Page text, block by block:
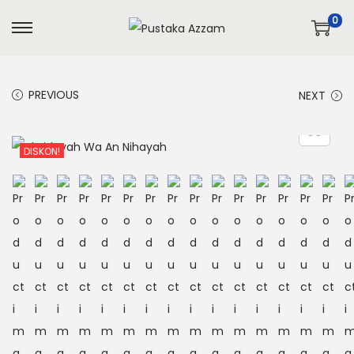
0
PREVIOUS NEXT
DISKON!